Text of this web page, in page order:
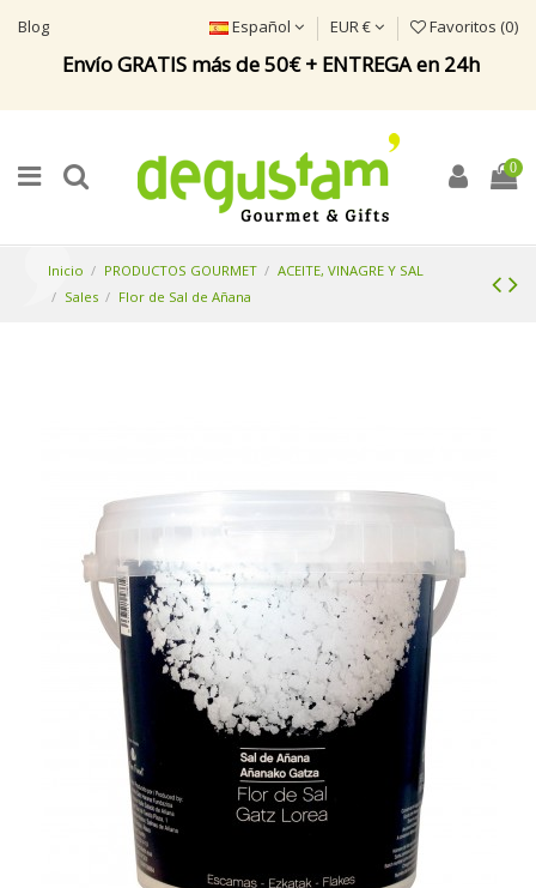
Blog
Envío GRATIS más de 50€ + ENTREGA en 24h
Español EUR € Favoritos (0)
0
Inicio PRODUCTOS GOURMET
ACEITE, VINAGRE Y SAL
Sales
Flor de Sal de Añana